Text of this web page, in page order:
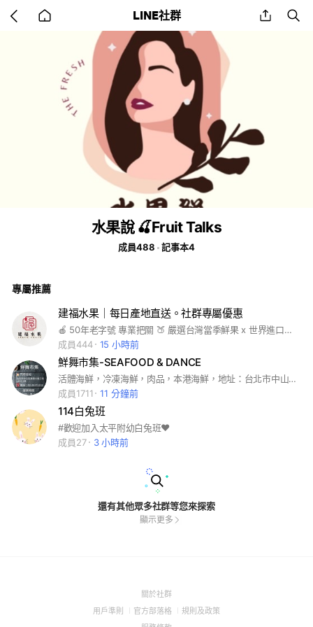
back LINE社群 share
水果說 🍒Fruit Talks
成員488 記事本4
專屬推薦
建福水果｜每日產地直送。社群專屬優惠
🍎 50年老字號 專業把關 🍑 嚴選台灣當季鮮果 x 世界進口精品 🎁 提供年節/節慶精緻水果禮盒 📦 全台新鮮冷藏宅配 🍒 專屬社群現場限定價・稀有水果搶先開
成員444
15 小時前
鮮舞市集-SEAFOOD & DANCE
活體海鮮，冷凍海鮮，肉品，本港海鮮，地址：台北市中山區建國北路三段143之一號1樓，電話02-25171112
成員1711
11 分鐘前
114白兔班
#歡迎加入太平附幼白兔班❤️
成員27
3 小時前
還有其他眾多社群等您來探索
顯示更多
關於社群(Open
用戶準則
(Open
官方部落格
(Open
規則及政策(Open